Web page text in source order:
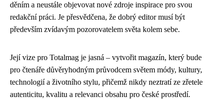
děním a neustále objevovat nové zdroje inspirace pro svou
redakční práci. Je přesvědčena, že dobrý editor musí být
především zvídavým pozorovatelem světa kolem sebe.
Její vize pro Totalmag je jasná – vytvořit magazín, který bude
pro čtenáře důvěryhodným průvodcem světem módy, kultury,
technologií a životního stylu, přičemž nikdy neztratí ze zřetele
autenticitu, kvalitu a relevanci obsahu pro české prostředí.